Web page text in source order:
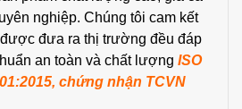
nghiệp. Chúng tôi cam kết
đưa ra thị trường đều đáp
an toàn và chất lượng ISO
chứng nhận TCVN